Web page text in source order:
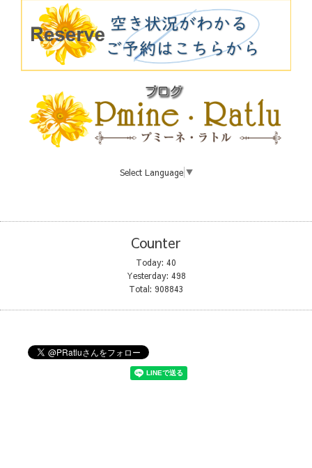
Select Language ▼
Counter
Today: 40
Yesterday: 498
Total: 908843